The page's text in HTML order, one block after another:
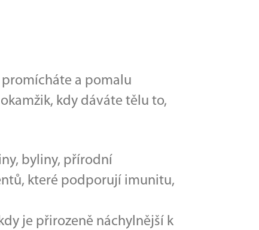
promícháte a pomalu
kdy dáváte tělu to,
byliny, přírodní
které podporují imunitu,
je přirozeně náchylnější k